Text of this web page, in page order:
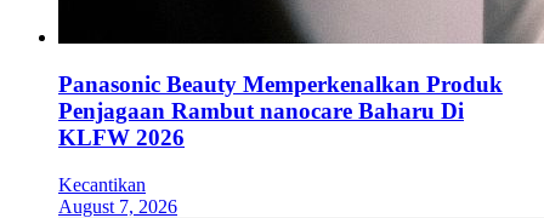
Panasonic Beauty Memperkenalkan Produk
Penjagaan Rambut nanocare Baharu Di
KLFW 2026
Kecantikan
August 7, 2026